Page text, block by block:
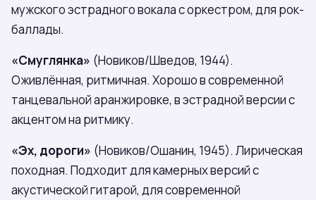
мужского эстрадного вокала с оркестром, для рок-
баллады.
«Смуглянка» (Новиков/Шведов, 1944).
Оживлённая, ритмичная. Хорошо в современной
танцевальной аранжировке, в эстрадной версии с
акцентом на ритмику.
«Эх, дороги» (Новиков/Ошанин, 1945). Лирическая
походная. Подходит для камерных версий с
акустической гитарой, для современной